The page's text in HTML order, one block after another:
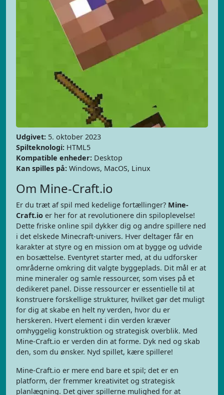
Udgivet: 5. oktober 2023
Spilteknologi: HTML5
Kompatible enheder: Desktop
Kan spilles på: Windows, MacOS, Linux
Om Mine-Craft.io
Er du træt af spil med kedelige fortællinger? Mine-
Craft.io er her for at revolutionere din spiloplevelse!
Dette friske online spil dykker dig og andre spillere ned
i det elskede Minecraft-univers. Hver deltager får en
karakter at styre og en mission om at bygge og udvide
en bosættelse. Eventyret starter med, at du udforsker
områderne omkring dit valgte byggeplads. Dit mål er at
mine mineraler og samle ressourcer, som vises på et
dedikeret panel. Disse ressourcer er essentielle til at
konstruere forskellige strukturer, hvilket gør det muligt
for dig at skabe en helt ny verden, hvor du er
herskeren. Hvert element i din verden kræver
omhyggelig konstruktion og strategisk overblik. Med
Mine-Craft.io er verden din at forme. Dyk ned og skab
den, som du ønsker. Nyd spillet, kære spillere!
Mine-Craft.io er mere end bare et spil; det er en
platform, der fremmer kreativitet og strategisk
planlægning. Det giver spillerne mulighed for at